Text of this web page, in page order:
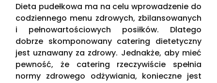
Dieta pudełkowa ma na celu wprowadzenie do
codziennego menu zdrowych, zbilansowanych
i pełnowartościowych posiłków. Dlatego
dobrze skomponowany catering dietetyczny
jest uznawany za zdrowy. Jednakże, aby mieć
pewność, że catering rzeczywiście spełnia
normy zdrowego odżywiania, konieczne jest